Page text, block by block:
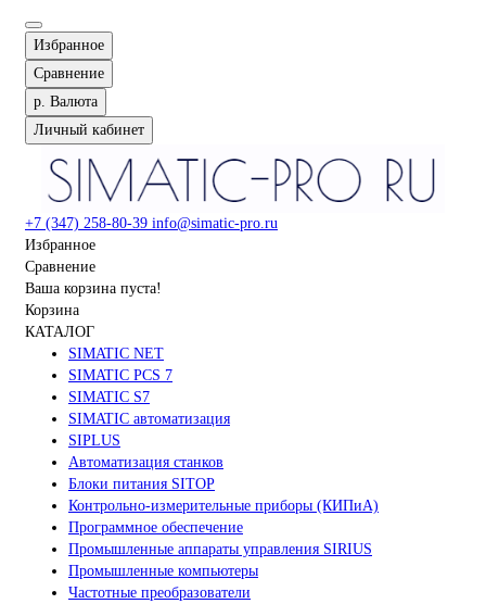
Избранное
Сравнение
р. Валюта
Личный кабинет
+7 (347) 258-80-39 info@simatic-pro.ru
Избранное
Сравнение
Ваша корзина пуста!
Корзина
КАТАЛОГ
SIMATIC NET
SIMATIC PCS 7
SIMATIC S7
SIMATIC автоматизация
SIPLUS
Автоматизация станков
Блоки питания SITOP
Контрольно-измерительные приборы (КИПиА)
Программное обеспечение
Промышленные аппараты управления SIRIUS
Промышленные компьютеры
Частотные преобразователи